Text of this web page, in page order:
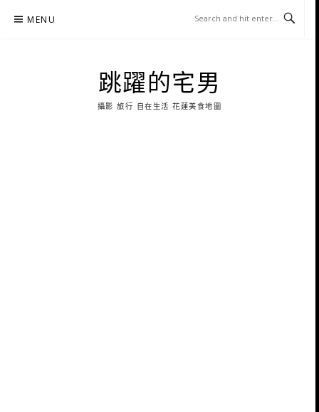
MENU
跳躍的宅男
攝影 旅行 自在生活 花蓮美食地圖